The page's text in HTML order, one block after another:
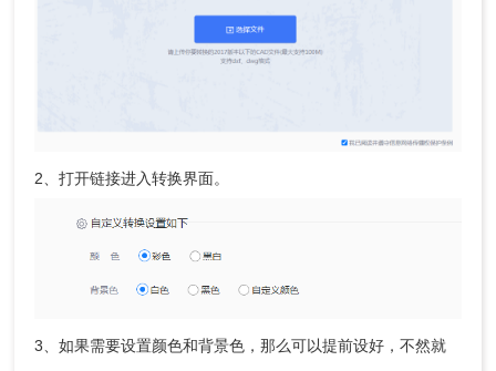
2、打开链接进入转换界面。
3、如果需要设置颜色和背景色，那么可以提前设好，不然就